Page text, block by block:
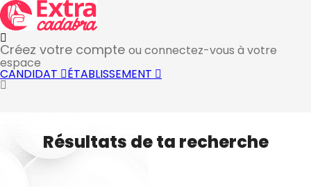
Créez votre compte ou connectez-vous à votre
espace
CANDIDAT ÉTABLISSEMENT
Résultats de ta recherche